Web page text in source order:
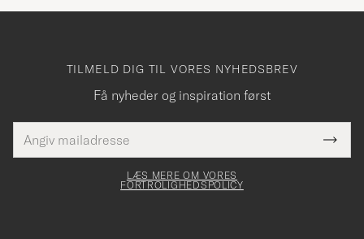
TILMELD DIG TIL VORES NYHEDSBREV
Få nyheder og inspiration først
mailadresse
skal
Tack
för
LÆS MERE OM VORES
FORTROLIGHEDSPOLICY